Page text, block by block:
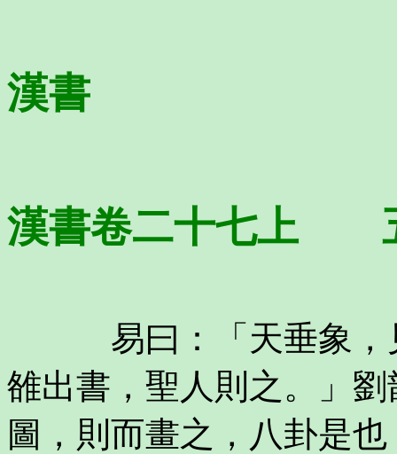
漢書
漢書卷二十七上
易曰：「天垂象，見
雒出書，聖人則之。」
圖，則而畫之，八卦是